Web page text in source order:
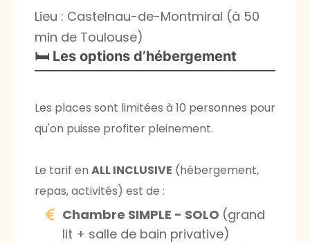
Lieu : Castelnau-de-Montmiral (à 50
min de Toulouse)
🛏️ Les options d’hébergement
Les places sont limitées à 10 personnes pour
qu'on puisse profiter pleinement.
Le tarif en ALL INCLUSIVE (hébergement,
repas, activités) est de :
Chambre SIMPLE - SOLO (grand
lit + salle de bain privative)